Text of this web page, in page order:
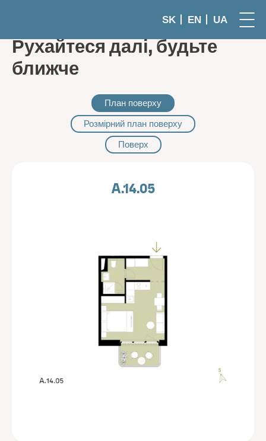
SK EN UA
Рухайтеся далі, будьте
ближче
План поверху
Розмірний план поверху
Поверх
A.14.05